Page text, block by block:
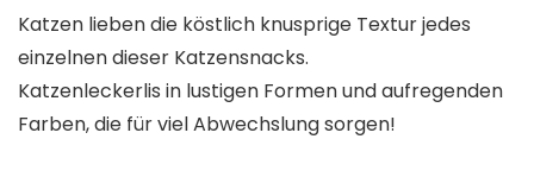
Katzen lieben die köstlich knusprige Textur jedes
einzelnen dieser Katzensnacks.
Katzenleckerlis in lustigen Formen und aufregenden
Farben, die für viel Abwechslung sorgen!